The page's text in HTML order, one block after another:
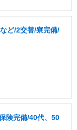
ど/2交替/寮完備/
険完備/40代、50